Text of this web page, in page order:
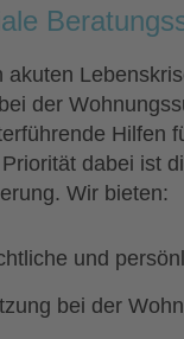
akuten
der
Hilfen
dabei ist
Wir bieten:
und
bei der